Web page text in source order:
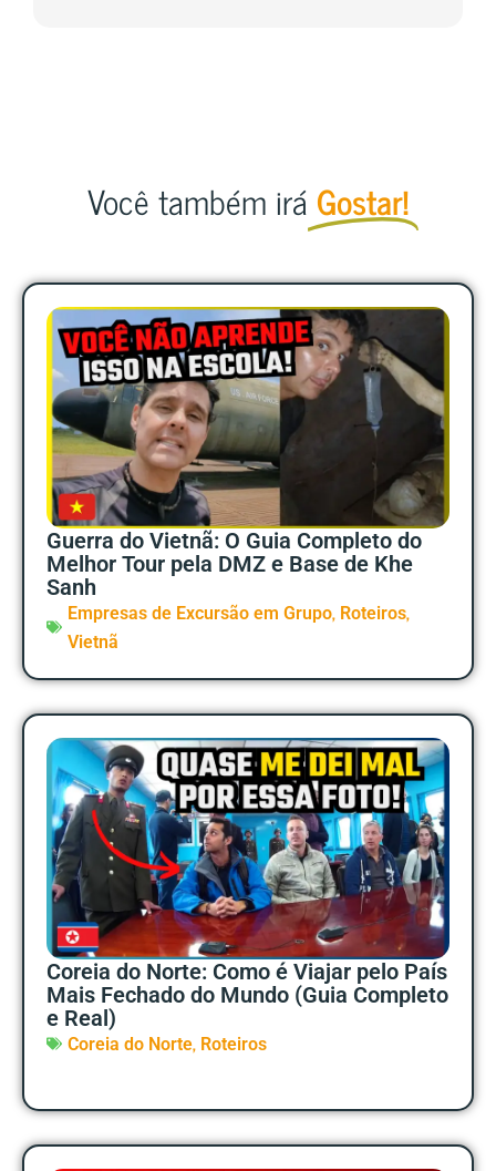
Você também irá Gostar!
Guerra do Vietnã: O Guia Completo do
Melhor Tour pela DMZ e Base de Khe
Sanh
Empresas de Excursão em Grupo, Roteiros,
Vietnã
Coreia do Norte: Como é Viajar pelo País
Mais Fechado do Mundo (Guia Completo
e Real)
Coreia do Norte, Roteiros